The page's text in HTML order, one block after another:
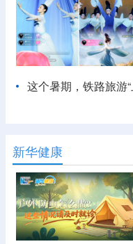
这个暑期，铁路旅游“
新华健康